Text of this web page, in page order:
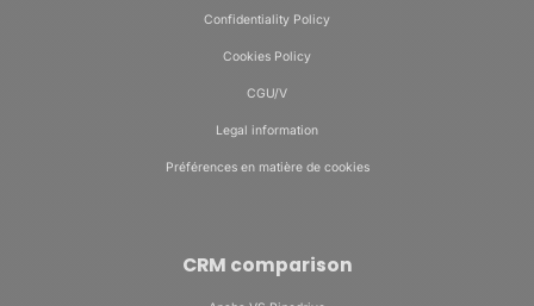
Confidentiality Policy
Cookies Policy
CGU/V
Legal information
Préférences en matière de cookies
CRM comparison